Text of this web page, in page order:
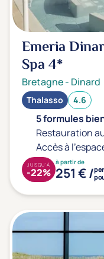
Emeria
Spa4*
Bretagne- Dinard
Thalasso 4.6
5 formules
Restauration
Accès à
à partir de
251 € /
JUSQU'À
-22%